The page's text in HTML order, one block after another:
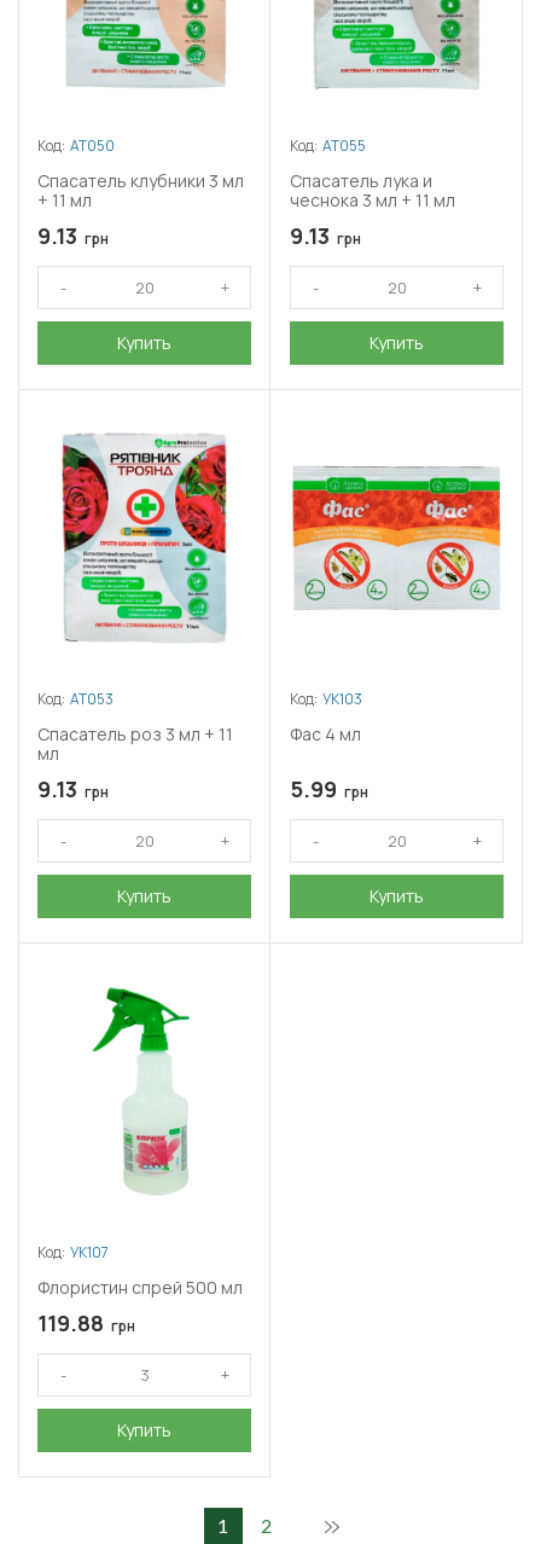
Код: АТ050
Спасатель клубники 3 мл
+ 11 мл
9.13 грн
Купить
Код: АТ055
Спасатель лука и
чеснока 3 мл + 11 мл
9.13 грн
Купить
Код: АТ053
Спасатель роз 3 мл + 11
мл
9.13 грн
Купить
Код: УК103
Фас 4 мл
5.99 грн
Купить
Код: УК107
Флористин спрей 500 мл
119.88 грн
Купить
1 2